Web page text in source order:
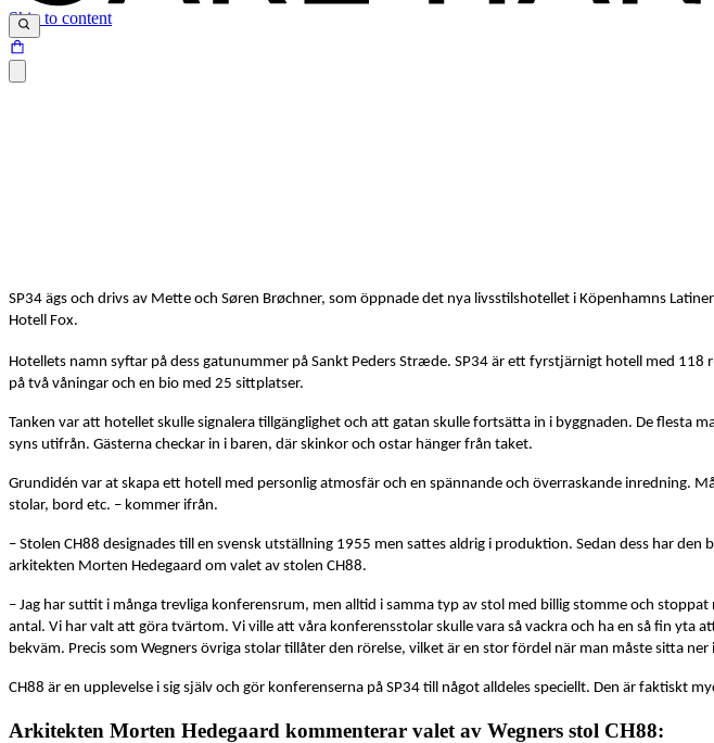
Skip to content
SP34 ägs och drivs av Mette och Søren Brøchner, som öppnade det nya livsstilshotellet i Köpenhamns
Hotell Fox.
Hotellets namn syftar på dess gatunummer på Sankt Peders Stræde. SP34 är ett fyrstjärnigt hotell med 118
på två våningar och en bio med 25 sittplatser.
Tanken var att hotellet skulle signalera tillgänglighet och att gatan skulle fortsätta in i byggnaden. De
syns utifrån. Gästerna checkar in i baren, där skinkor och ostar hänger från taket.
Grundidén var at skapa ett hotell med personlig atmosfär och en spännande och överraskande inredning.
stolar, bord etc. – kommer ifrån.
– Stolen CH88 designades till en svensk utställning 1955 men sattes aldrig i produktion. Sedan dess har
arkitekten Morten Hedegaard om valet av stolen CH88.
– Jag har suttit i många trevliga konferensrum, men alltid i samma typ av stol med billig stomme och
antal. Vi har valt att göra tvärtom. Vi ville att våra konferensstolar skulle vara så vackra och ha en så fin
bekväm. Precis som Wegners övriga stolar tillåter den rörelse, vilket är en stor fördel när man måste sitta
CH88 är en upplevelse i sig själv och gör konferenserna på SP34 till något alldeles speciellt. Den är faktiskt
Arkitekten Morten Hedegaard kommenterar valet av Wegners stol CH88: